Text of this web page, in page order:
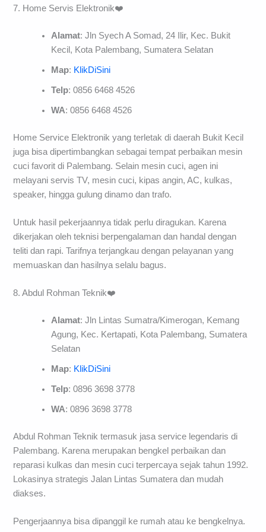
7. Home Servis Elektronik❤️
Alamat: Jln Syech A Somad, 24 Ilir, Kec. Bukit
Kecil, Kota Palembang, Sumatera Selatan
Map: KlikDiSini
Telp: 0856 6468 4526
WA: 0856 6468 4526
Home Service Elektronik yang terletak di daerah Bukit Kecil
juga bisa dipertimbangkan sebagai tempat perbaikan mesin
cuci favorit di Palembang. Selain mesin cuci, agen ini
melayani servis TV, mesin cuci, kipas angin, AC, kulkas,
speaker, hingga gulung dinamo dan trafo.
Untuk hasil pekerjaannya tidak perlu diragukan. Karena
dikerjakan oleh teknisi berpengalaman dan handal dengan
teliti dan rapi. Tarifnya terjangkau dengan pelayanan yang
memuaskan dan hasilnya selalu bagus.
8. Abdul Rohman Teknik❤️
Alamat: Jln Lintas Sumatra/Kimerogan, Kemang
Agung, Kec. Kertapati, Kota Palembang, Sumatera
Selatan
Map: KlikDiSini
Telp: 0896 3698 3778
WA: 0896 3698 3778
Abdul Rohman Teknik termasuk jasa service legendaris di
Palembang. Karena merupakan bengkel perbaikan dan
reparasi kulkas dan mesin cuci terpercaya sejak tahun 1992.
Lokasinya strategis Jalan Lintas Sumatera dan mudah
diakses.
Pengerjaannya bisa dipanggil ke rumah atau ke bengkelnya.